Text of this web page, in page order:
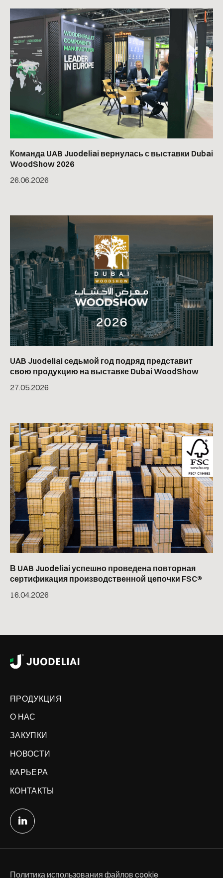
Команда UAB Juodeliai вернулась с выставки Dubai
WoodShow 2026
26.06.2026
UAB Juodeliai седьмой год подряд представит
свою продукцию на выставке Dubai WoodShow
27.05.2026
В UAB Juodeliai успешно проведена повторная
сертификация производственной цепочки FSC®
16.04.2026
ПРОДУКЦИЯ
О НАС
ЗАКУПКИ
НОВОСТИ
КАРЬЕРА
КОНТАКТЫ
Политика использования файлов cookie